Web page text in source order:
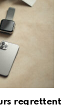
regrettent